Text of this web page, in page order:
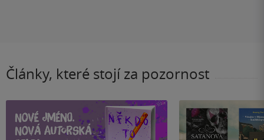
Články, které stojí za pozornost